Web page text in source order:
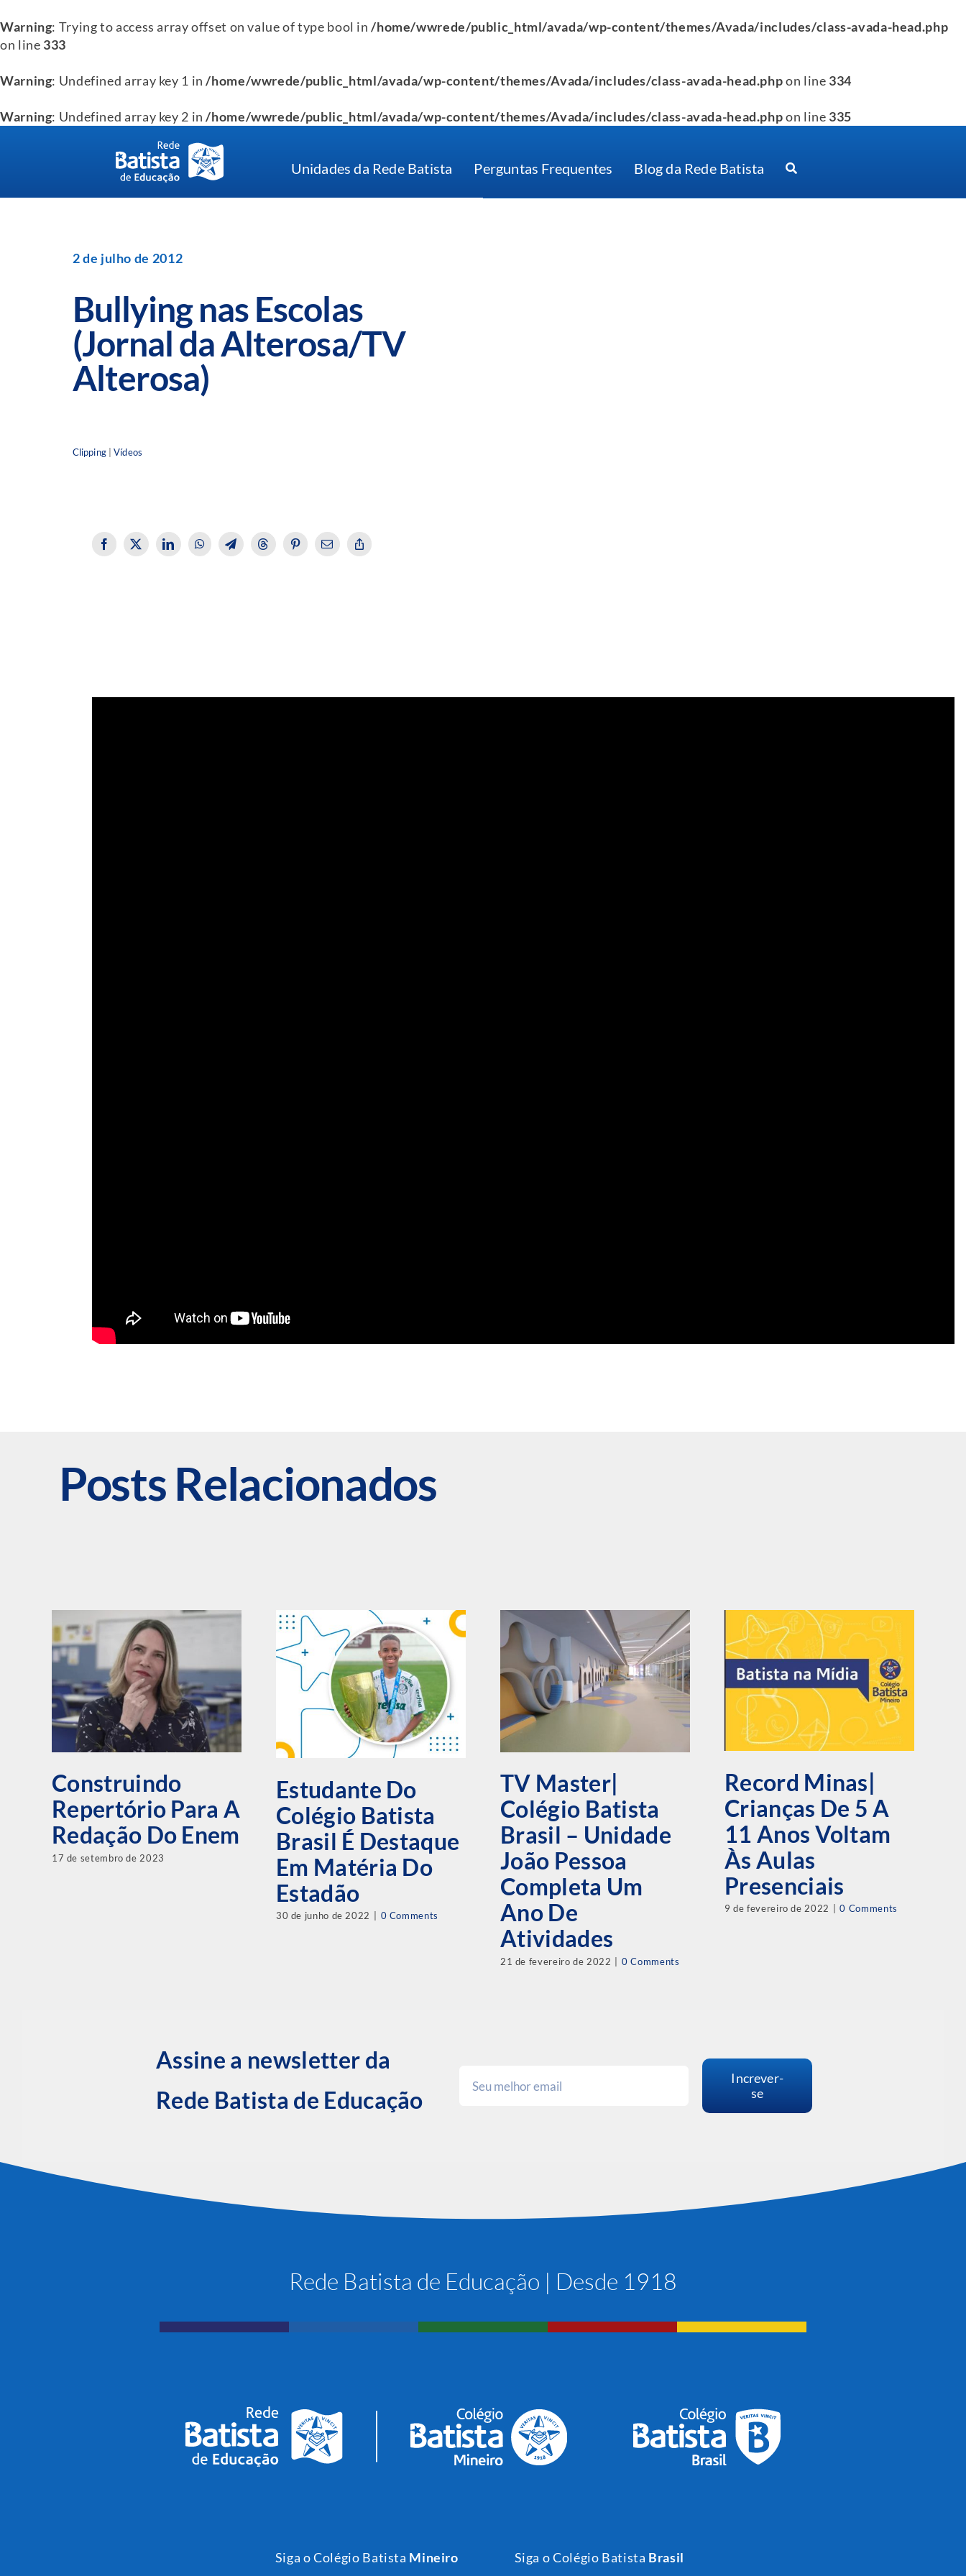
Warning: Trying to access array offset on value of type bool in/home/wwrede/public_html/avada/wp-content/themes/Avada/includes/class-avada-head.php
on line 333
Warning: Undefined array key 1 in/home/wwrede/public_html/avada/wp-content/themes/Avada/includes/class-avada-head.phpon line 334
Warning: Undefined array key 2 in/home/wwrede/public_html/avada/wp-content/themes/Avada/includes/class-avada-head.phpon line 335
Unidades da Rede Batista Perguntas Frequentes Blog da Rede Batista
2 de julho de 2012
Bullying nas Escolas
(Jornal da Alterosa/TV
Alterosa)
Clipping|Vídeos
Posts Relacionados
Construindo
Repertório Para A
Redação Do Enem
17 de setembro de 2023
Estudante Do
Colégio Batista
Brasil É Destaque
Em Matéria Do
Estadão
30 de junho de 2022 0 Comments
TV Master|
Colégio Batista
Brasil – Unidade
João Pessoa
Completa Um
Ano De
Atividades
21 de fevereiro de 2022 0 Comments
Record Minas|
Crianças De 5 A
11 Anos Voltam
Às Aulas
Presenciais
9 de fevereiro de 2022 0 Comments
Assine a newsletter da
Rede Batista de Educação
Increver-
se
Rede Batista de Educação | Desde 1918
Siga o Colégio Batista Mineiro Siga o Colégio Batista Brasil